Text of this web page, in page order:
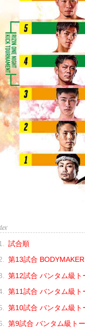
試合順
第13試合
第12試合 バンタム級
第11試合 バンタム級
第10試合 バンタム級
第9試合 バンタム級ト